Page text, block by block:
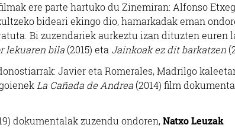
ere parte hartuko du Zinemiran: Alfonso
bideari ekingo dio, hamarkadak eman
Bi zuzendariek aurkeztu izan dituzten euren
lekuaren bila(2015) eta Jainkoak ez dit barkatzen
Javier eta Romerales, Madrilgo
La Cañada de Andrea(2014) film
dokumentalak zuzendu ondoren,Natxo Leuzak